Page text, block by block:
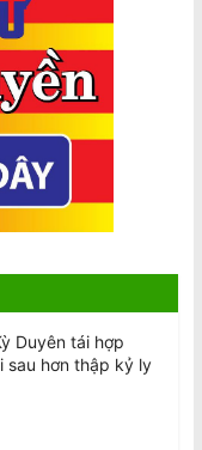
Thay đổi lối
trong việc
theo nghiên cứu
‘Siêu thực
đột quỵ
Công Du
T.Bảy 8/8 @2pm
Hội VIC
Duyên tái hợp
sau hơn thập kỷ ly